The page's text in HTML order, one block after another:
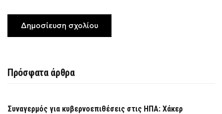
Πρόσφατα άρθρα
Συναγερμός για κυβερνοεπιθέσεις στις ΗΠΑ: Χάκερ